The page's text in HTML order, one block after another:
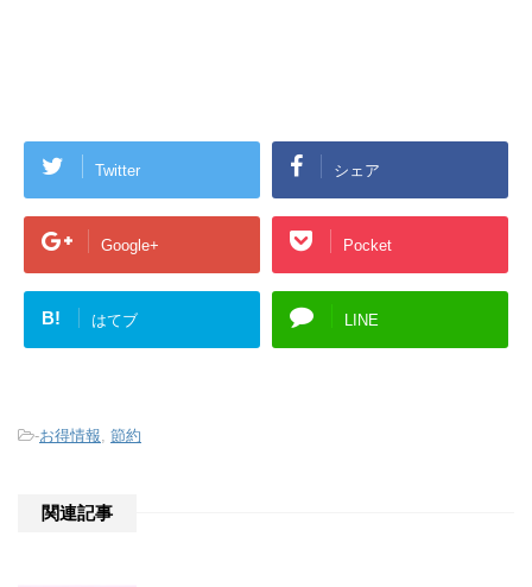
Twitter シェア
Google+ Pocket
B! はてブ LINE
-お得情報, 節約
関連記事